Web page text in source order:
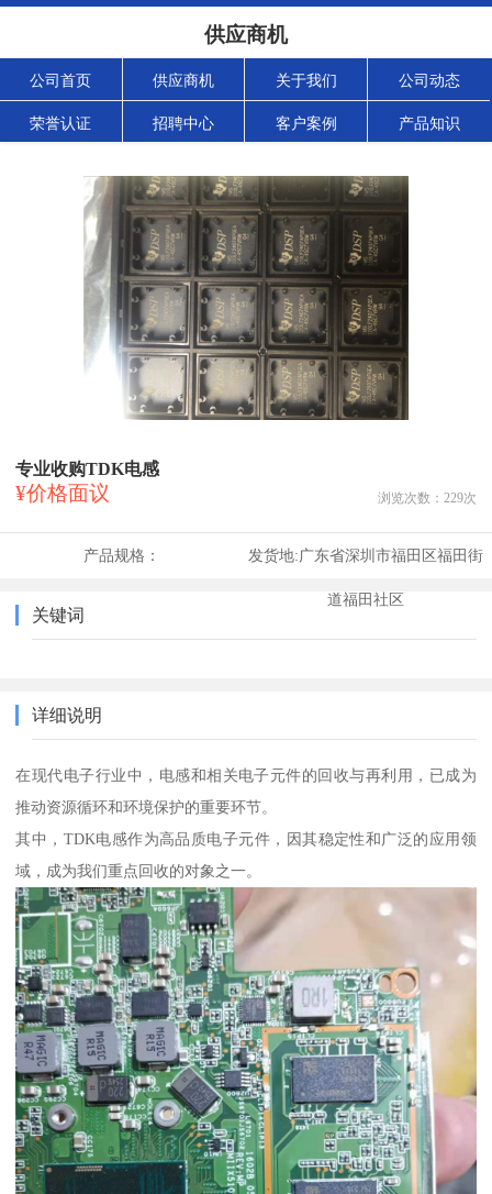
供应商机
公司首页 供应商机 关于我们 公司动态
荣誉认证 招聘中心 客户案例 产品知识
专业收购TDK电感
¥价格面议 浏览次数： 229次
产品规格： 发货地:广东省深圳市福田区福田街
道福田社区
关键词
详细说明
在现代电子行业中，电感和相关电子元件的回收与再利用，已成为
推动资源循环和环境保护的重要环节。
其中，TDK电感作为高品质电子元件，因其稳定性和广泛的应用领
域，成为我们重点回收的对象之一。